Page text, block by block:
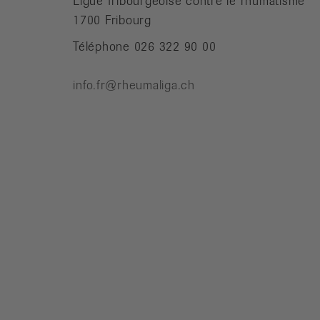
1700 Fribourg
Téléphone 026 322 90 00
info.fr@rheumaliga.ch